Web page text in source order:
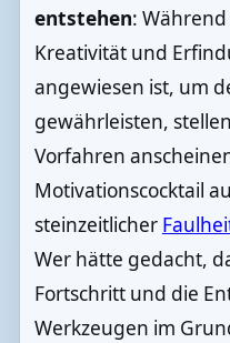
entstehen:
Kreativität und
angewiesen ist, um
gewährleisten,
Vorfahren
Motivationscocktail
steinzeitlicher
Wer hätte gedacht,
Fortschritt und die
Werkzeugen im